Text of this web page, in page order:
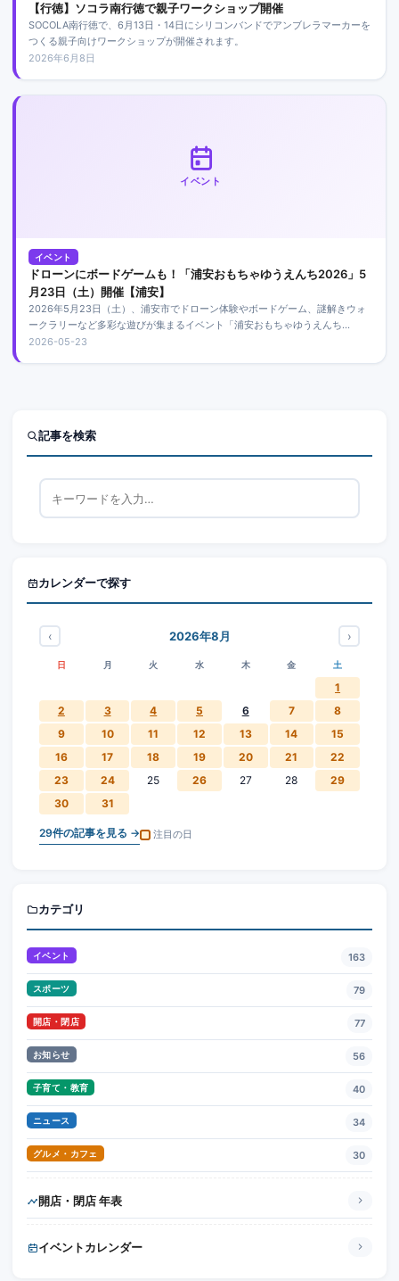
【行徳】ソコラ南行徳で親子ワークショップ開催
SOCOLA南行徳で、6月13日・14日にシリコンバンドでアンブレラマーカーを
つくる親子向けワークショップが開催されます。
2026年6月8日
イベント
イベント
ドローンにボードゲームも！「浦安おもちゃゆうえんち2026」5
月23日（土）開催【浦安】
2026年5月23日（土）、浦安市でドローン体験やボードゲーム、謎解きウォ
ークラリーなど多彩な遊びが集まるイベント「浦安おもちゃゆうえんち
2026」が開催されました。
2026-05-23
記事を検索
カレンダーで探す
‹ 2026年8月 ›
日 月 火 水 木 金 土
1
2
3 4 5 6 7
8
9
10 11 12 13 14
15
16
17 18 19 20 21
22
23
24 25 26 27 28
29
30
31
29件の記事を見る → 注目の日
カテゴリ
イベント 163
スポーツ 79
開店・閉店 77
お知らせ 56
子育て・教育 40
ニュース 34
グルメ・カフェ 30
開店・閉店 年表
イベントカレンダー